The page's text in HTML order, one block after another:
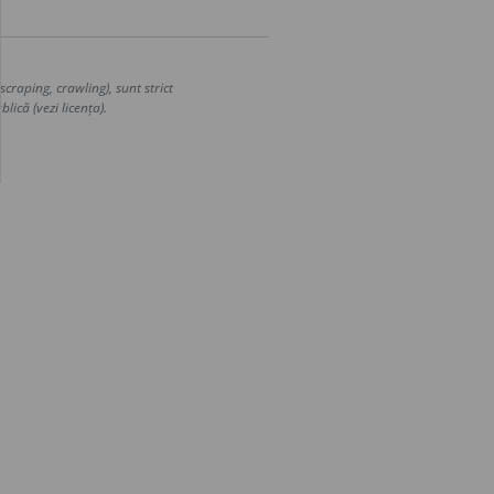
crawling), sunt strict
(vezi licența).